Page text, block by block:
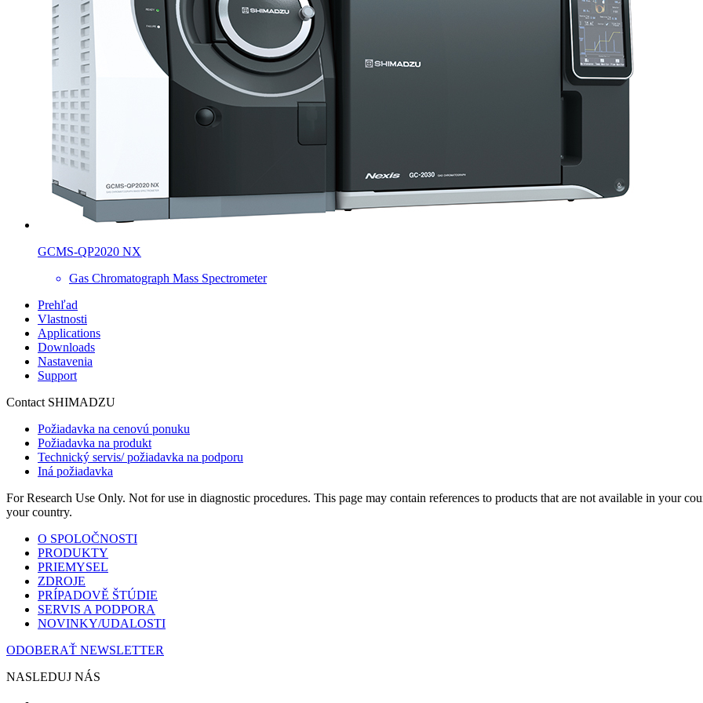
GCMS-QP2020 NX
Gas Chromatograph Mass Spectrometer
Prehľad
Vlastnosti
Applications
Downloads
Nastavenia
Support
Contact SHIMADZU
Požiadavka na cenovú ponuku
Požiadavka na produkt
Technický servis/ požiadavka na podporu
Iná požiadavka
For Research Use Only. Not for use in diagnostic procedures. This page may contain references to products that are not available in your
your country.
O SPOLOČNOSTI
PRODUKTY
PRIEMYSEL
ZDROJE
PRÍPADOVĚ ŠTÚDIE
SERVIS A PODPORA
NOVINKY/UDALOSTI
ODOBERAŤ NEWSLETTER
NASLEDUJ NÁS